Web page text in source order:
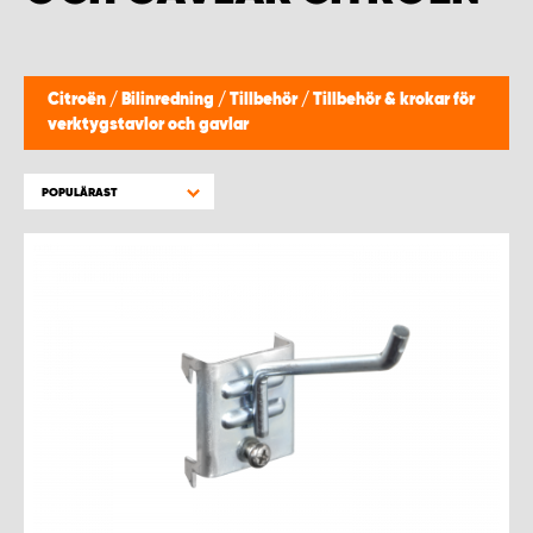
Citroën / Bilinredning / Tillbehör / Tillbehör & krokar för
verktygstavlor och gavlar
POPULÄRAST
WORK SYSTEM HELSINGBORG
WORK SYSTEM JÖNKÖPING
WORK SYSTEM KARLSTAD